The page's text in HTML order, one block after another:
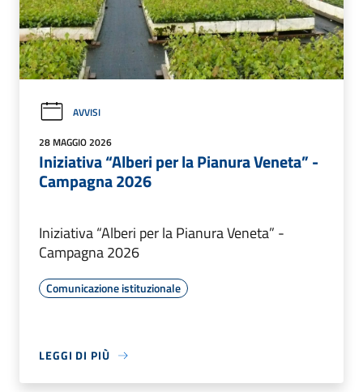
AVVISI
28 MAGGIO 2026
Iniziativa “Alberi per la Pianura Veneta” -
Campagna 2026
Iniziativa “Alberi per la Pianura Veneta” -
Campagna 2026
Comunicazione istituzionale
LEGGI DI PIÙ